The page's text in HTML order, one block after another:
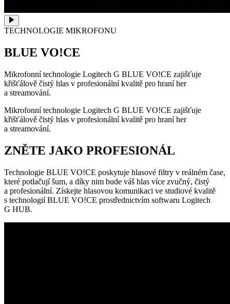
TECHNOLOGIE MIKROFONU
BLUE VO!CE
Mikrofonní technologie Logitech G BLUE VO!CE zajišťuje
křišťálově čistý hlas v profesionální kvalitě pro hraní her
a streamování.
Mikrofonní technologie Logitech G BLUE VO!CE zajišťuje
křišťálově čistý hlas v profesionální kvalitě pro hraní her
a streamování.
ZNĚTE JAKO PROFESIONÁL
Technologie BLUE VO!CE poskytuje hlasové filtry v reálném čase,
které potlačují šum, a díky nim bude váš hlas více zvučný, čistý
a profesionální. Získejte hlasovou komunikaci ve studiové kvalitě
s technologií BLUE VO!CE prostřednictvím softwaru Logitech
G HUB.